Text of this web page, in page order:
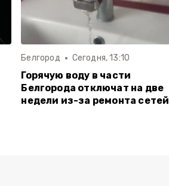
Белгород Сегодня, 13:10
Горячую воду в части
Белгорода отключат на две
недели из-за ремонта сетей